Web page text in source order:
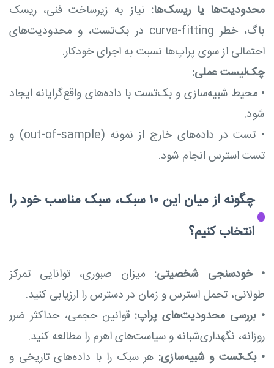
محدودیت‌ها یا ریسک‌ها: نیاز به زیرساخت فنی، ریسک
باگ، خطر curve-fitting در بک‌تست، و محدودیت‌های
احتمالی از سوی پراپ‌ها نسبت به اجرای خودکار.
چک‌لیست عملی:
• محیط شبیه‌سازی و بک‌تست با داده‌های واقع‌گرایانه ایجاد
شود.
•
تست در داده‌های خارج از نمونه (out-of-sample) و
تست استرس انجام شود.
چگونه از میان این ۱۰ سبک، سبک مناسب خود را
انتخاب کنیم؟
• خودسنجی شخصیتی: میزان صبوری، توانایی تمرکز
طولانی، تحمل استرس و زمان در دسترس را ارزیابی کنید.
• بررسی محدودیت‌های پراپ:قوانین حجمی، حداکثر ضرر
روزانه، نگهداری‌شبانه و سیاست‌های اهرم را مطالعه کنید.
• بک‌تست و شبیه‌سازی: هر سبک را با داده‌های تاریخی و